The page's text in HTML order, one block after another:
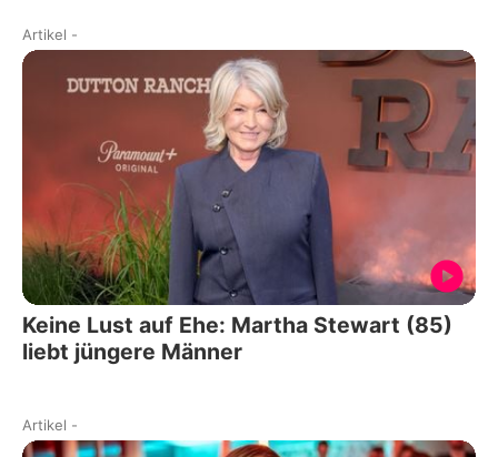
Artikel -
Keine Lust auf Ehe: Martha Stewart (85)
liebt jüngere Männer
Artikel -